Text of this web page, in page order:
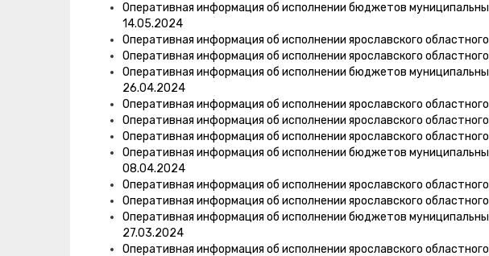
Оперативная информация об исполнении бюджетов
14.05.2024
Оперативная информация об исполнении ярославского
Оперативная информация об исполнении ярославского
Оперативная информация об исполнении бюджетов
26.04.2024
Оперативная информация об исполнении ярославского
Оперативная информация об исполнении ярославского
Оперативная информация об исполнении ярославского
Оперативная информация об исполнении бюджетов
08.04.2024
Оперативная информация об исполнении ярославского
Оперативная информация об исполнении ярославского
Оперативная информация об исполнении бюджетов
27.03.2024
Оперативная информация об исполнении ярославского